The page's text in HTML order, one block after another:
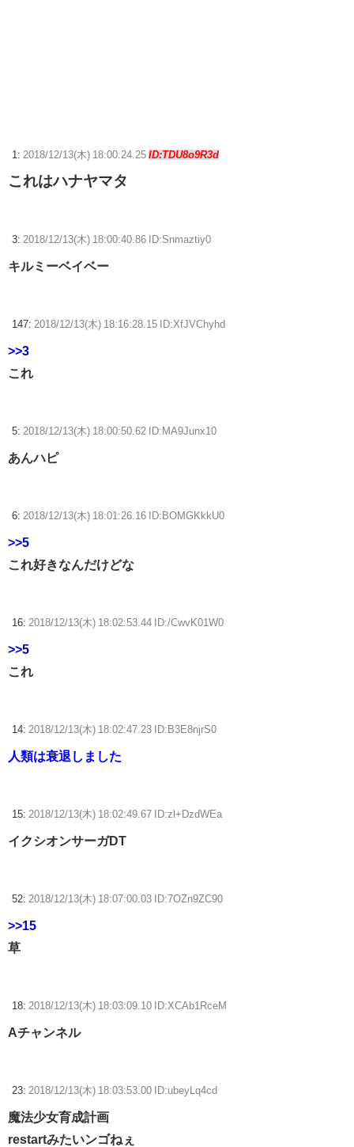
ニンテンドーダイレクトってやる意味あるの？
【ウマ娘】ディザイアの謎ポーズ、完全にアレと一致ｗｗｗ
Powered by livedoor 相互RSS
1: 2018/12/13(木) 18:00:24.25 ID:TDU8o9R3d
これはハナヤマタ
3: 2018/12/13(木) 18:00:40.86 ID:Snmaztiy0
キルミーベイベー
147: 2018/12/13(木) 18:16:28.15 ID:XfJVChyhd
>>3
これ
5: 2018/12/13(木) 18:00:50.62 ID:MA9Junx10
あんハピ
6: 2018/12/13(木) 18:01:26.16 ID:BOMGKkkU0
>>5
これ好きなんだけどな
16: 2018/12/13(木) 18:02:53.44 ID:/CwvK01W0
>>5
これ
14: 2018/12/13(木) 18:02:47.23 ID:B3E8njrS0
人類は衰退しました
15: 2018/12/13(木) 18:02:49.67 ID:zl+DzdWEa
イクシオンサーガDT
52: 2018/12/13(木) 18:07:00.03 ID:7OZn9ZC90
>>15
草
18: 2018/12/13(木) 18:03:09.10 ID:XCAb1RceM
Aチャンネル
23: 2018/12/13(木) 18:03:53.00 ID:ubeyLq4cd
魔法少女育成計画
restartみたいンゴねぇ